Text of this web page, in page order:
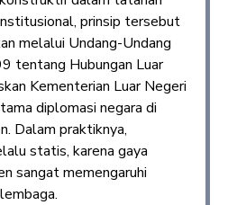
prinsip tersebut
melalui Undang-Undang
tentang Hubungan Luar
Kementerian Luar Negeri
diplomasi negara di
Dalam praktiknya,
statis, karena gaya
sangat memengaruhi